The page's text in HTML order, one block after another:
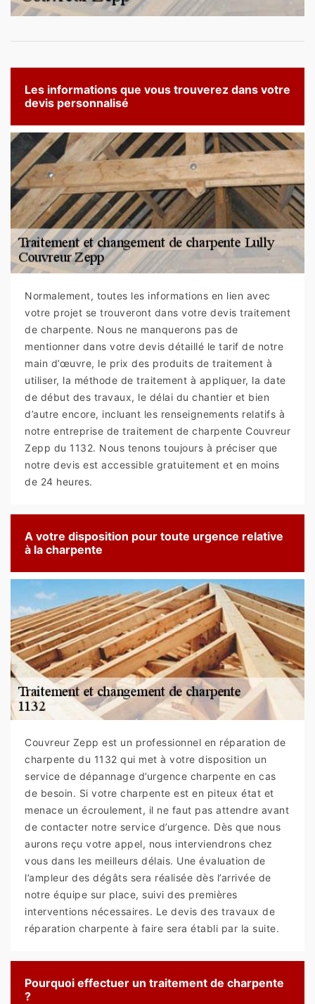
Les informations que vous trouverez dans votre
devis personnalisé
Normalement, toutes les informations en lien avec
votre projet se trouveront dans votre devis traitement
de charpente. Nous ne manquerons pas de
mentionner dans votre devis détaillé le tarif de notre
main d’œuvre, le prix des produits de traitement à
utiliser, la méthode de traitement à appliquer, la date
de début des travaux, le délai du chantier et bien
d’autre encore, incluant les renseignements relatifs à
notre entreprise de traitement de charpente Couvreur
Zepp du 1132. Nous tenons toujours à préciser que
notre devis est accessible gratuitement et en moins
de 24 heures.
A votre disposition pour toute urgence relative
à la charpente
Couvreur Zepp est un professionnel en réparation de
charpente du 1132 qui met à votre disposition un
service de dépannage d’urgence charpente en cas
de besoin. Si votre charpente est en piteux état et
menace un écroulement, il ne faut pas attendre avant
de contacter notre service d’urgence. Dès que nous
aurons reçu votre appel, nous interviendrons chez
vous dans les meilleurs délais. Une évaluation de
l’ampleur des dégâts sera réalisée dès l’arrivée de
notre équipe sur place, suivi des premières
interventions nécessaires. Le devis des travaux de
réparation charpente à faire sera établi par la suite.
Pourquoi effectuer un traitement de charpente
?